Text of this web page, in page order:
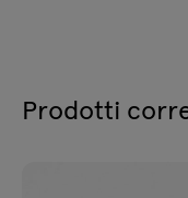
Prodotti